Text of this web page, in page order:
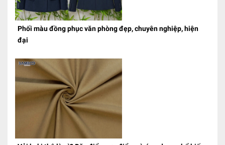
Phối màu đồng phục văn phòng đẹp, chuyên nghiệp, hiện
đại